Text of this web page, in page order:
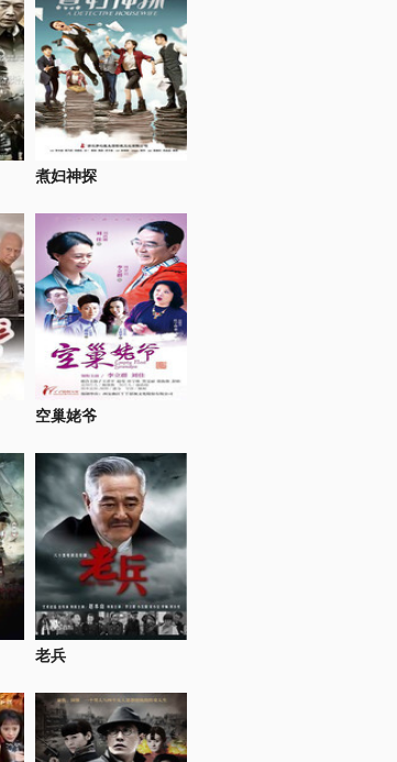
煮妇神探
空巢姥爷
老兵